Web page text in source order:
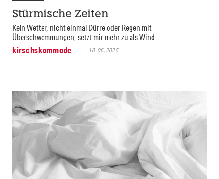
Stürmische Zeiten
Kein Wetter, nicht einmal Dürre oder Regen mit
Überschwemmungen, setzt mir mehr zu als Wind
kirschskommode
10.06.2025